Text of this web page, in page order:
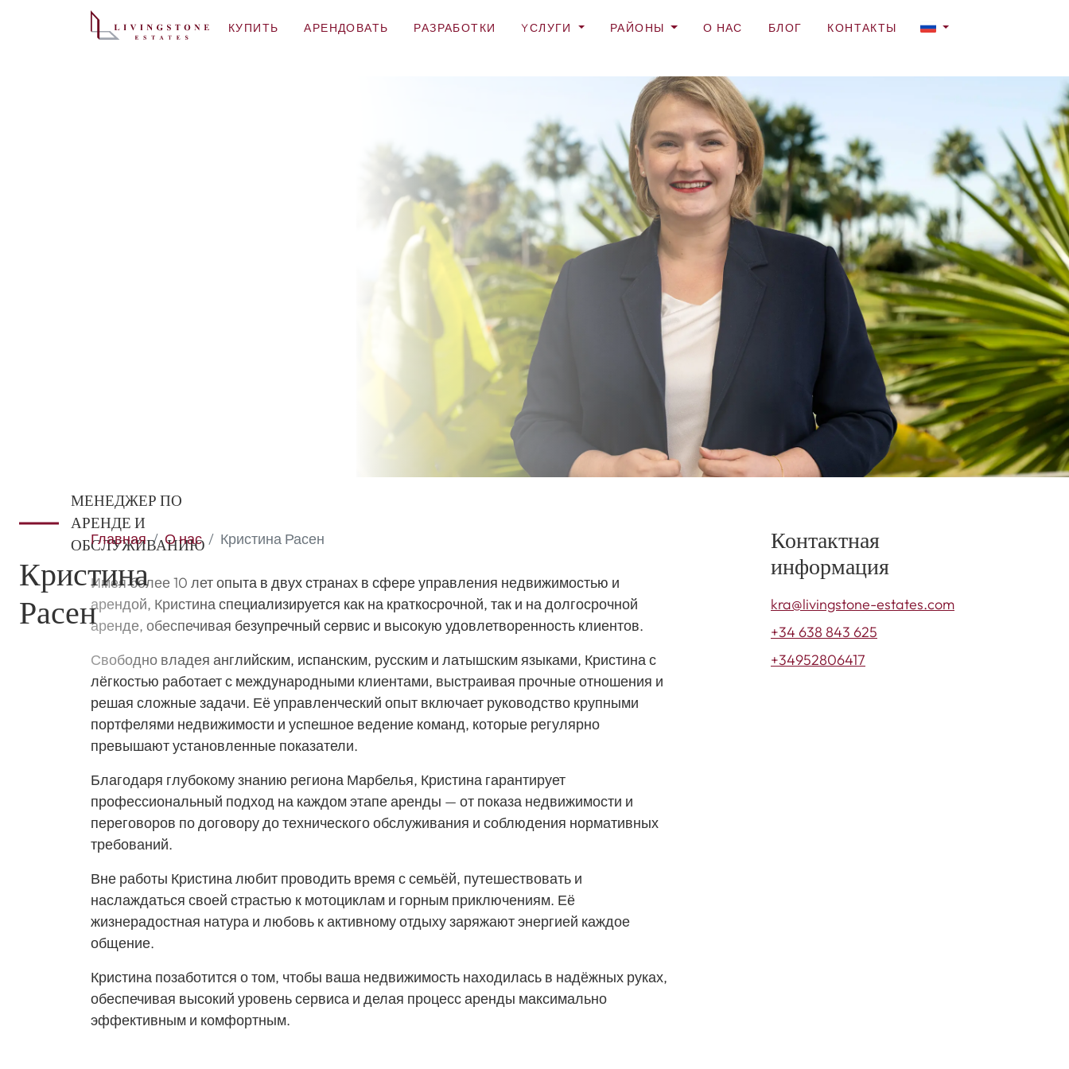
КУПИТЬ АРЕНДОВАТЬ РАЗРАБОТКИ YСЛУГИ РАЙОНЫ О НАС БЛОГ КОНТАКТЫ
МЕНЕДЖЕР ПО
АРЕНДЕ И
ОБСЛУЖИВАНИЮ
Кристина
Расен
Главная О нас Кристина Расен
Имея более 10 лет опыта в двух странах в сфере управления недвижимостью и
арендой, Кристина специализируется как на краткосрочной, так и на долгосрочной
аренде, обеспечивая безупречный сервис и высокую удовлетворенность клиентов.
Свободно владея английским, испанским, русским и латышским языками, Кристина с
лёгкостью работает с международными клиентами, выстраивая прочные отношения и
решая сложные задачи. Её управленческий опыт включает руководство крупными
портфелями недвижимости и успешное ведение команд, которые регулярно
превышают установленные показатели.
Благодаря глубокому знанию региона Марбелья, Кристина гарантирует
профессиональный подход на каждом этапе аренды — от показа недвижимости и
переговоров по договору до технического обслуживания и соблюдения нормативных
требований.
Вне работы Кристина любит проводить время с семьёй, путешествовать и
наслаждаться своей страстью к мотоциклам и горным приключениям. Её
жизнерадостная натура и любовь к активному отдыху заряжают энергией каждое
общение.
Кристина позаботится о том, чтобы ваша недвижимость находилась в надёжных руках,
обеспечивая высокий уровень сервиса и делая процесс аренды максимально
эффективным и комфортным.
Контактная
информация
kra@livingstone-estates.com
+34 638 843 625
+34952806417